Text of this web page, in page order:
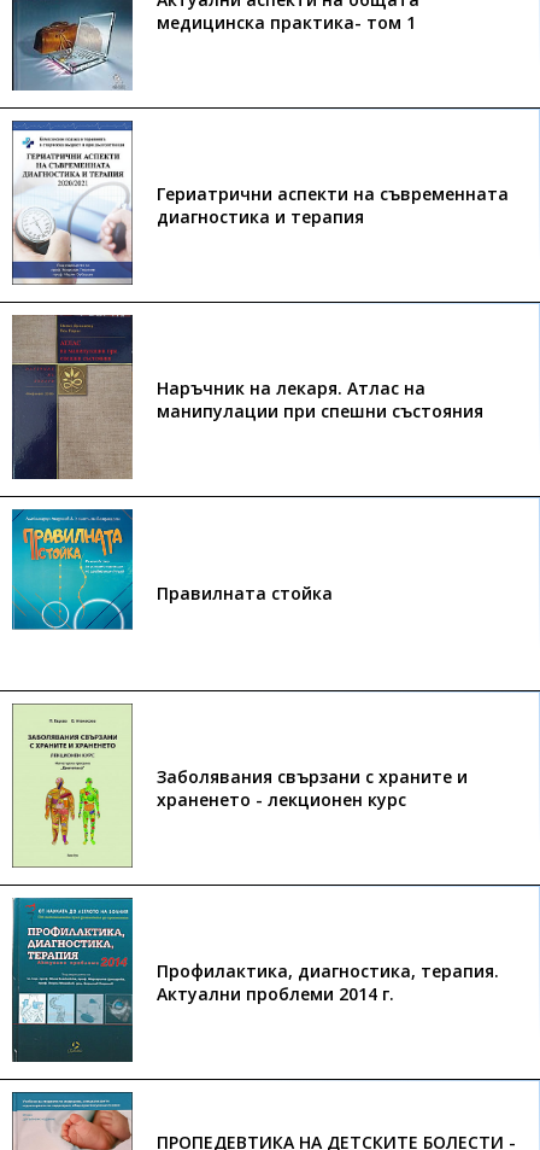
медицинска практика- том 1
Гериатрични аспекти на съвременната
диагностика и терапия
Наръчник на лекаря. Атлас на
манипулации при спешни състояния
Правилната стойка
Заболявания свързани с храните и
храненето - лекционен курс
Профилактика, диагностика, терапия.
Актуални проблеми 2014 г.
ПРОПЕДЕВТИКА НА ДЕТСКИТЕ БОЛЕСТИ -